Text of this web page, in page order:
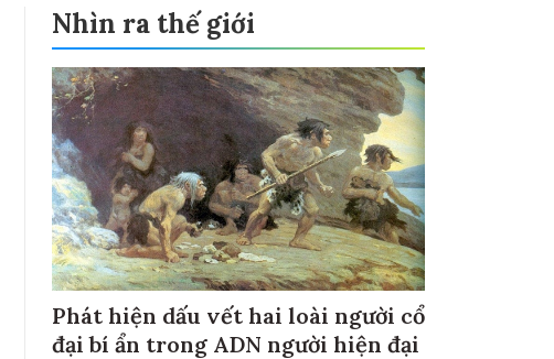
Nhìn ra thế giới
Phát hiện dấu vết hai loài người cổ
đại bí ẩn trong ADN người hiện đại